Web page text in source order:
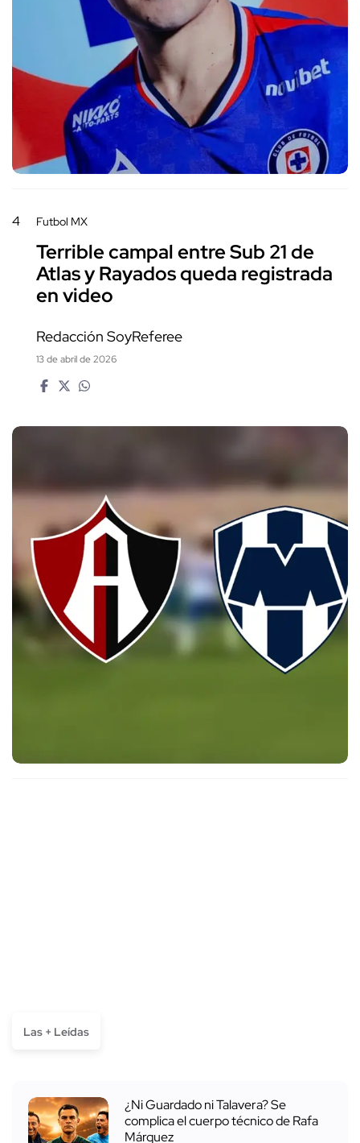
4 Futbol MX
Terrible campal entre Sub 21 de
Atlas y Rayados queda registrada
en video
Redacción SoyReferee
13 de abril de 2026
Las + Leídas
¿Ni Guardado ni Talavera? Se
complica el cuerpo técnico de Rafa
Márquez